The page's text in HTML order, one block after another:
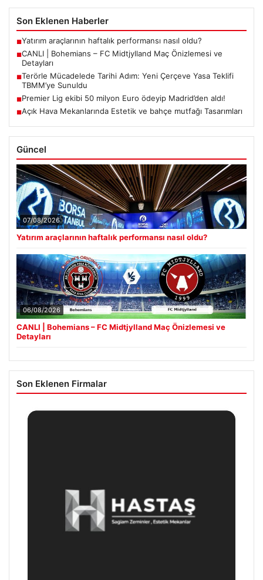
Son Eklenen Haberler
■Yatırım araçlarının haftalık performansı nasıl oldu?
■CANLI | Bohemians – FC Midtjylland Maç Önizlemesi ve
Detayları
■Terörle Mücadelede Tarihi Adım: Yeni Çerçeve Yasa Teklifi
TBMM’ye Sunuldu
■Premier Lig ekibi 50 milyon Euro ödeyip Madrid’den aldı!
■Açık Hava Mekanlarında Estetik ve bahçe mutfağı Tasarımları
Güncel
07/08/2026
Yatırım araçlarının haftalık performansı nasıl oldu?
06/08/2026
CANLI | Bohemians – FC Midtjylland Maç Önizlemesi ve
Detayları
Son Eklenen Firmalar